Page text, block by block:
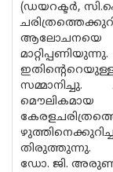
(ഡയറക്ടർ,
സമ്മാനിച്ചു.
തിരുത്തുന്നു.
ഡോ. ജി.